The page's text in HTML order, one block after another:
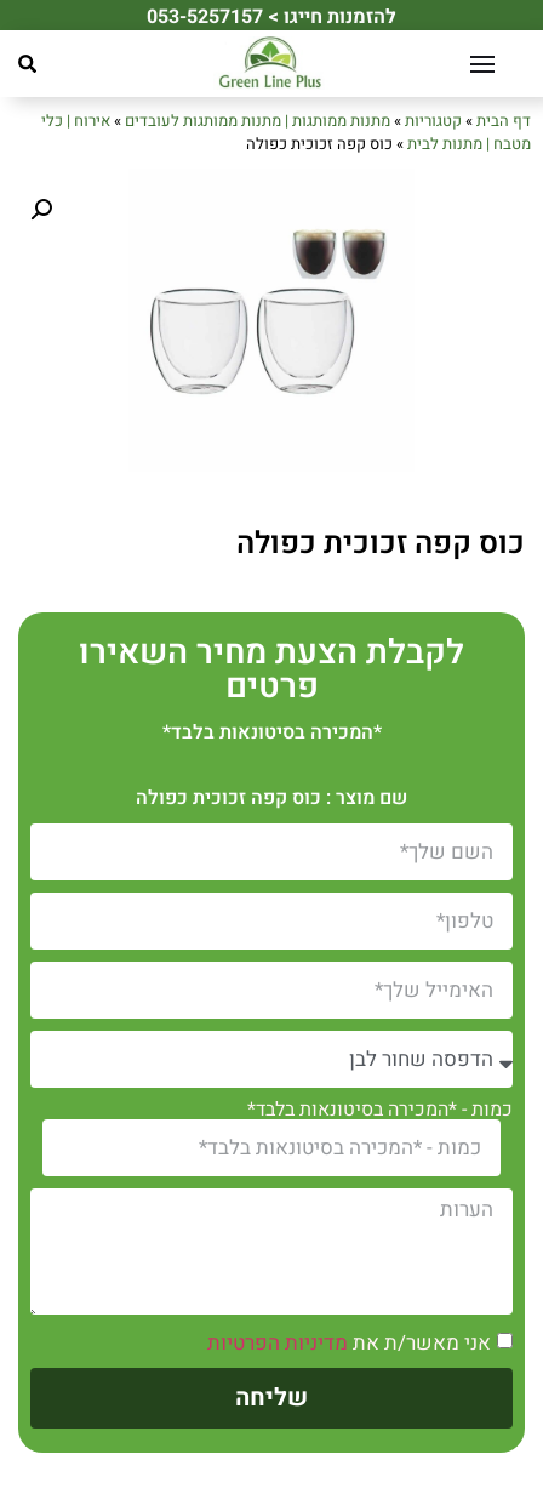
להזמנות חייגו > 053-5257157
דף הבית» קטגוריות»מתנות ממותגות | מתנות ממותגות לעובדים »אירוח | כלי
מטבח | מתנות לבית» כוס קפה זכוכית כפולה
כוס קפה זכוכית כפולה
לקבלת הצעת מחיר השאירו
פרטים
*המכירה בסיטונאות בלבד*
שם מוצר : כוס קפה זכוכית כפולה
כמות - *המכירה בסיטונאות בלבד*
אני מאשר/ת את מדיניות הפרטיות
שליחה